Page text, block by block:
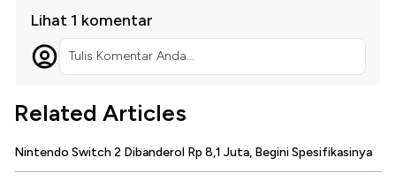
Lihat 1 komentar
Tulis Komentar Anda...
Related Articles
Nintendo Switch 2 Dibanderol Rp 8,1 Juta, Begini Spesifikasinya